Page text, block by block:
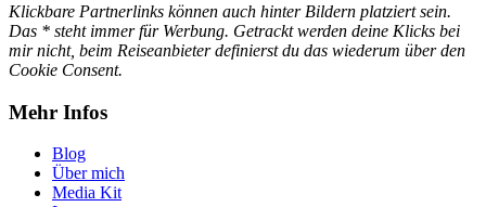
Klickbare Partnerlinks können auch hinter Bildern platziert sein.
Das * steht immer für Werbung. Getrackt werden deine Klicks bei
mir nicht, beim Reiseanbieter definierst du das wiederum über den
Cookie Consent.
Mehr Infos
Blog
Über mich
Media Kit